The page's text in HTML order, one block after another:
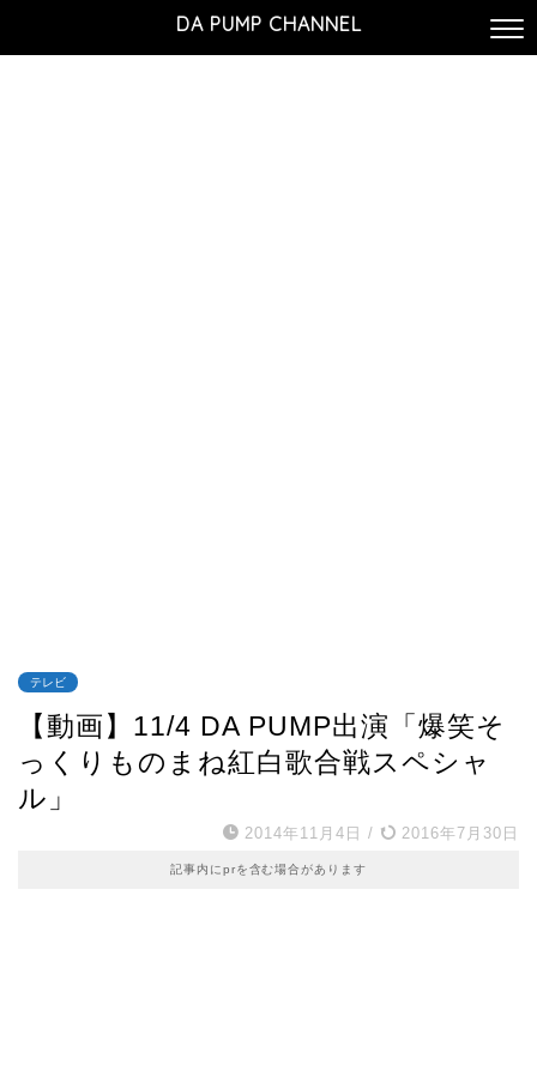
DA PUMP CHANNEL
テレビ
【動画】11/4 DA PUMP出演「爆笑そ
っくりものまね紅白歌合戦スペシャ
ル」
2014年11月4日 / 2016年7月30日
記事内にprを含む場合があります